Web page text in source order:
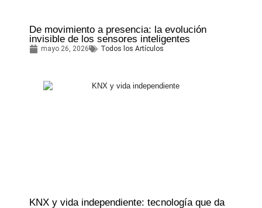
De movimiento a presencia: la evolución
invisible de los sensores inteligentes
mayo 26, 2026 Todos los Artículos
KNX y vida independiente: tecnología que da